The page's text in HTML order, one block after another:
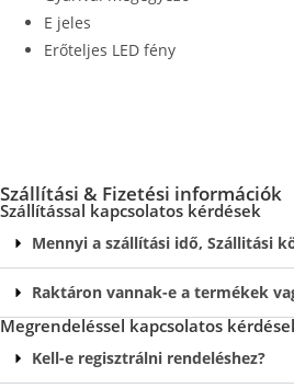
E jeles
Erőteljes LED fény
Szállítási & Fizetési információk
Szállítással kapcsolatos kérdések
Mennyi a szállítási idő, Szállitási
Raktáron vannak-e a termékek
Megrendeléssel kapcsolatos
Kell-e regisztrálni rendeléshez?